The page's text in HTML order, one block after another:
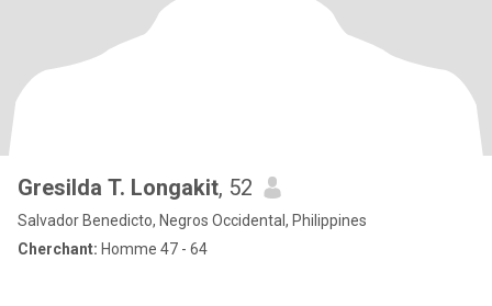
Gresilda T. Longakit, 52
Salvador Benedicto, Negros Occidental, Philippines
Cherchant: Homme 47 - 64